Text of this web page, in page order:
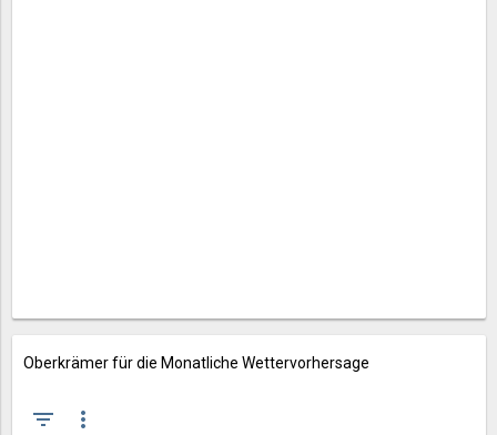
Oberkrämer für die Monatliche Wettervorhersage
filter_list more_vert